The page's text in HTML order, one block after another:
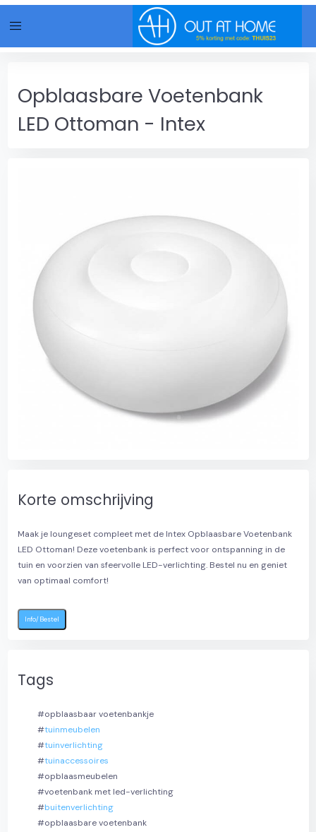
menu
Opblaasbare Voetenbank
LED Ottoman - Intex
Korte omschrijving
Maak je loungeset compleet met de Intex Opblaasbare Voetenbank
LED Ottoman! Deze voetenbank is perfect voor ontspanning in de
tuin en voorzien van sfeervolle LED-verlichting. Bestel nu en geniet
van optimaal comfort!
Info/Bestel
Tags
#opblaasbaar voetenbankje
#tuinmeubelen
#tuinverlichting
#tuinaccessoires
#opblaasmeubelen
#voetenbank met led-verlichting
#buitenverlichting
#opblaasbare voetenbank